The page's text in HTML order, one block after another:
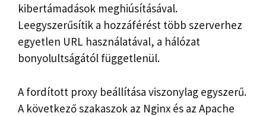
kibertámadások meghiúsításával.
Leegyszerűsítik a hozzáférést több szerverhez
egyetlen URL használatával, a hálózat
bonyolultságától függetlenül.
A fordított proxy beállítása viszonylag egyszerű.
A következő szakaszok az Nginx és az Apache